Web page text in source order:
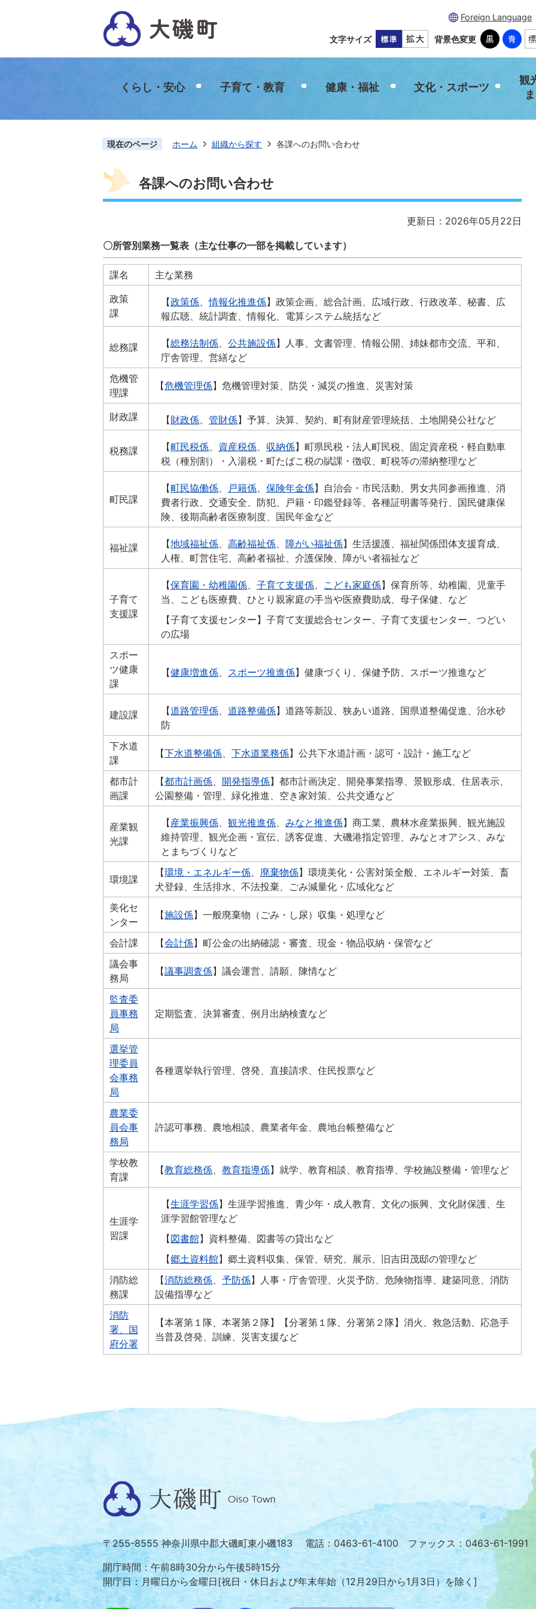
Foreign Language
文字サイズ 背景色変更
くらし・安心 子育て・教育 健康・福祉 文化・スポーツ
観
現在のページ ホーム 組織から探す 各課へのお問い合わせ
各課へのお問い合わせ
更新日：2026年05月22日
〇所管別業務一覧表（主な仕事の一部を掲載しています）
課名
主な業務
政策
課
【政策係、情報化推進係】政策企画、総合計画、広域行政、行政改革、秘書、広
報広聴、統計調査、情報化、電算システム統括など
総務課 【総務法制係、 公共施設係】人事、文書管理、情報公開、姉妹都市交流、平和、
庁舎管理、営繕など
危機管
理課
【危機管理係】危機管理対策、防災・減災の推進、災害対策
財政課 【財政係、 管財係】予算、決算、契約、町有財産管理統括、土地開発公社など
税務課 【町民税係、 資産税係、 収納係】町県民税・法人町民税、固定資産税・軽自動車
税（種別割）・入湯税・町たばこ税の賦課・徴収、町税等の滞納整理など
町民課
【町民協働係、 戸籍係、 保険年金係】自治会・市民活動、男女共同参画推進、消
費者行政、交通安全、防犯、戸籍・印鑑登録等、各種証明書等発行、国民健康保
険、後期高齢者医療制度、国民年金など
福祉課 【地域福祉係、 高齢福祉係、 障がい福祉係】生活援護、福祉関係団体支援育成、
人権、町営住宅、高齢者福祉、介護保険、障がい者福祉など
子育て
支援課
【保育園・幼稚園係、 子育て支援係、 こども家庭係】保育所等、幼稚園、児童手
当、こども医療費、ひとり親家庭の手当や医療費助成、母子保健、など
【子育て支援センター】子育て支援総合センター、子育て支援センター、つどい
の広場
スポー
ツ健康
課
【健康増進係、 スポーツ推進係】健康づくり、保健予防、スポーツ推進など
建設課 【道路管理係、 道路整備係】道路等新設、狭あい道路、国県道整備促進、治水砂
防
下水道
課
【下水道整備係、 下水道業務係】公共下水道計画・認可・設計・施工など
都市計
画課
【都市計画係、 開発指導係】都市計画決定、開発事業指導、景観形成、住居表示、
公園整備・管理、緑化推進、空き家対策、公共交通など
産業観
光課
【産業振興係、 観光推進係、 みなと推進係】商工業、農林水産業振興、観光施設
維持管理、観光企画・宣伝、誘客促進、大磯港指定管理、みなとオアシス、みな
とまちづくりなど
環境課
【環境・エネルギー係、 廃棄物係】環境美化・公害対策全般、エネルギー対策、畜
犬登録、生活排水、不法投棄、ごみ減量化・広域化など
美化セ
ンター
【施設係】一般廃棄物（ごみ・し尿）収集・処理など
会計課 【会計係】町公金の出納確認・審査、現金・物品収納・保管など
議会事
務局
【議事調査係】議会運営、請願、陳情など
監査委
員事務
局
定期監査、決算審査、例月出納検査など
選挙管
理委員
会事務
局
各種選挙執行管理、啓発、直接請求、住民投票など
農業委
員会事
務局
許認可事務、農地相談、農業者年金、農地台帳整備など
学校教
育課
【教育総務係、 教育指導係】就学、教育相談、教育指導、学校施設整備・管理など
生涯学
習課
【生涯学習係】生涯学習推進、青少年・成人教育、文化の振興、文化財保護、生
涯学習館管理など
【図書館】資料整備、図書等の貸出など
【郷土資料館】郷土資料収集、保管、研究、展示、旧吉田茂邸の管理など
消防総
務課
【消防総務係、 予防係】人事・庁舎管理、火災予防、危険物指導、建築同意、消防
設備指導など
消防
署、国
府分署
【本署第１隊、本署第２隊】【分署第１隊、分署第２隊】消火、救急活動、応急手
当普及啓発、訓練、災害支援など
位
置
を
記
し
地
図。
大
磯
Oiso
Town
〒255-8555 神奈川県中郡大磯町東小磯183 電話：0463-61-4100 ファックス：0463-61-1991
開庁時間：午前8時30分から午後5時15分
開庁日：月曜日から金曜日[祝日・休日および年末年始（12月29日から1月3日）を除く]